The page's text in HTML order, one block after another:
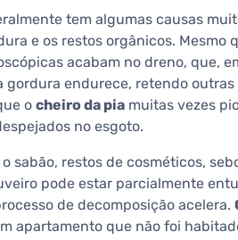
tem algumas causas
e os restos orgânicos. Mesmo
acabam no dreno, que,
gordura endurece, retendo
o cheiro da pia muitas vezes
no esgoto.
o sabão, restos de cosméticos,
pode estar parcialmente
de decomposição acelera.
apartamento que não foi